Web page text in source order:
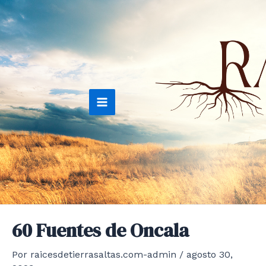
Ir
al
contenido
Main
Menu
60 Fuentes de Oncala
Por raicesdetierrasaltas.com-admin / agosto 30,